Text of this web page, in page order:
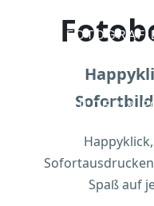
| IRIS
| PASSBILDER &
Spaß auf